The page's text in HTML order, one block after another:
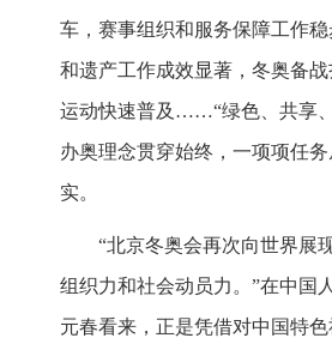
车，赛事组织和服务保障工作
和遗产工作成效显著，冬奥备
运动快速普及……“绿色、共享
办奥理念贯穿始终，一项项任
实。
“北京冬奥会再次向世界展
组织力和社会动员力。”在中国
元春看来，正是凭借对中国特